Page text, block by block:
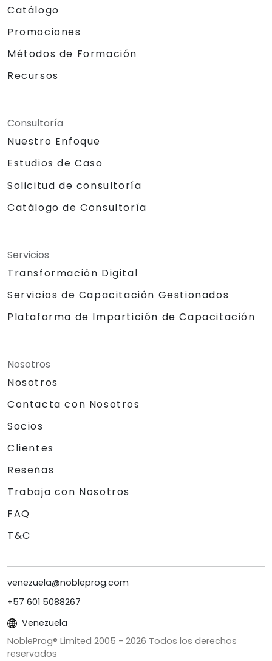
Catálogo
Promociones
Métodos de Formación
Recursos
Consultoría
Nuestro Enfoque
Estudios de Caso
Solicitud de consultoría
Catálogo de Consultoría
Servicios
Transformación Digital
Servicios de Capacitación Gestionados
Plataforma de Impartición de Capacitación
Nosotros
Nosotros
Contacta con Nosotros
Socios
Clientes
Reseñas
Trabaja con Nosotros
FAQ
T&C
venezuela@nobleprog.com
+57 601 5088267
Venezuela
NobleProg® Limited 2005 - 2026 Todos los derechos
reservados